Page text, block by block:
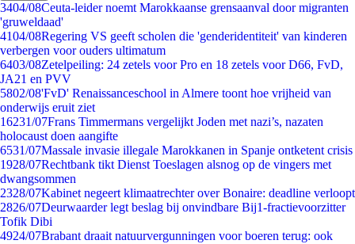
3404/08Ceuta-leider noemt Marokkaanse grensaanval door migranten
'gruweldaad'
4104/08Regering VS geeft scholen die 'genderidentiteit' van kinderen
verbergen voor ouders ultimatum
6403/08Zetelpeiling: 24 zetels voor Pro en 18 zetels voor D66, FvD,
JA21 en PVV
5802/08'FvD' Renaissanceschool in Almere toont hoe vrijheid van
onderwijs eruit ziet
16231/07Frans Timmermans vergelijkt Joden met nazi’s, nazaten
holocaust doen aangifte
6531/07Massale invasie illegale Marokkanen in Spanje ontketent crisis
1928/07Rechtbank tikt Dienst Toeslagen alsnog op de vingers met
dwangsommen
2328/07Kabinet negeert klimaatrechter over Bonaire: deadline verloopt
2826/07Deurwaarder legt beslag bij onvindbare Bij1-fractievoorzitter
Tofik Dibi
4924/07Brabant draait natuurvergunningen voor boeren terug: ook